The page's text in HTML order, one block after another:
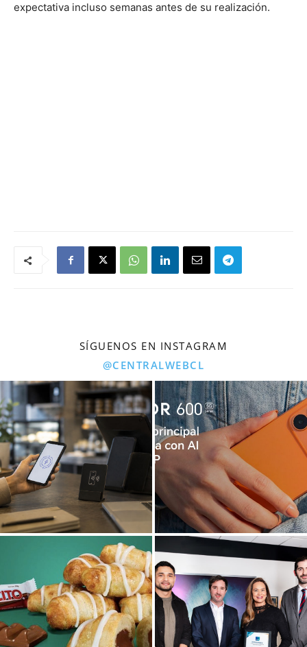
expectativa incluso semanas antes de su realización.
SÍGUENOS EN INSTAGRAM
@CENTRALWEBCL